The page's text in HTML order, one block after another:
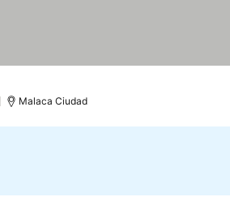
Malaca Ciudad